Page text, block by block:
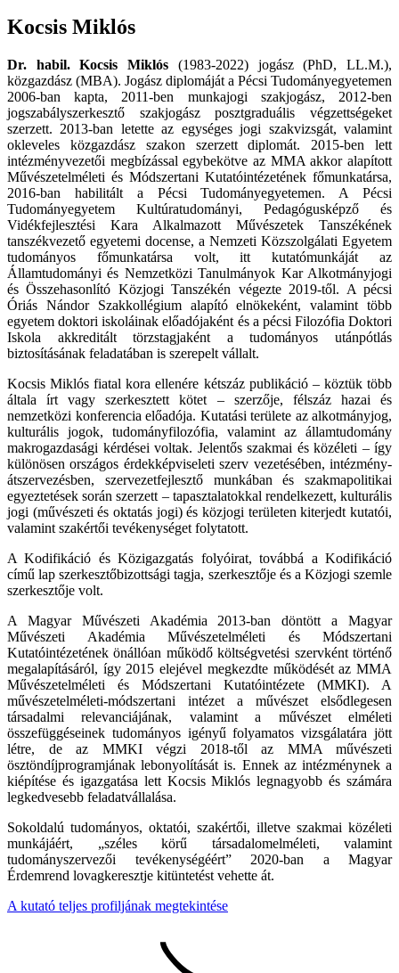
Kocsis Miklós
Dr. habil. Kocsis Miklós (1983-2022) jogász (PhD, LL.M.),
közgazdász (MBA). Jogász diplomáját a Pécsi Tudományegyetemen
2006-ban kapta, 2011-ben munkajogi szakjogász, 2012-ben
jogszabályszerkesztő szakjogász posztgraduális végzettségeket
szerzett. 2013-ban letette az egységes jogi szakvizsgát, valamint
okleveles közgazdász szakon szerzett diplomát. 2015-ben lett
intézményvezetői megbízással egybekötve az MMA akkor alapított
Művészetelméleti és Módszertani Kutatóintézetének főmunkatársa,
2016-ban habilitált a Pécsi Tudományegyetemen. A Pécsi
Tudományegyetem Kultúratudományi, Pedagógusképző és
Vidékfejlesztési Kara Alkalmazott Művészetek Tanszékének
tanszékvezető egyetemi docense, a Nemzeti Közszolgálati Egyetem
tudományos főmunkatársa volt, itt kutatómunkáját az
Államtudományi és Nemzetközi Tanulmányok Kar Alkotmányjogi
és Összehasonlító Közjogi Tanszékén végezte 2019-től. A pécsi
Óriás Nándor Szakkollégium alapító elnökeként, valamint több
egyetem doktori iskoláinak előadójaként és a pécsi Filozófia Doktori
Iskola akkreditált törzstagjaként a tudományos utánpótlás
biztosításának feladatában is szerepelt vállalt.
Kocsis Miklós fiatal kora ellenére kétszáz publikáció – köztük több
általa írt vagy szerkesztett kötet – szerzője, félszáz hazai és
nemzetközi konferencia előadója. Kutatási területe az alkotmányjog,
kulturális jogok, tudományfilozófia, valamint az államtudomány
makrogazdasági kérdései voltak. Jelentős szakmai és közéleti – így
különösen országos érdekképviseleti szerv vezetésében, intézmény-
átszervezésben, szervezetfejlesztő munkában és szakmapolitikai
egyeztetések során szerzett – tapasztalatokkal rendelkezett, kulturális
jogi (művészeti és oktatás jogi) és közjogi területen kiterjedt kutatói,
valamint szakértői tevékenységet folytatott.
A Kodifikáció és Közigazgatás folyóirat, továbbá a Kodifikáció
című lap szerkesztőbizottsági tagja, szerkesztője és a Közjogi szemle
szerkesztője volt.
A Magyar Művészeti Akadémia 2013-ban döntött a Magyar
Művészeti Akadémia Művészetelméleti és Módszertani
Kutatóintézetének önállóan működő költségvetési szervként történő
megalapításáról, így 2015 elejével megkezdte működését az MMA
Művészetelméleti és Módszertani Kutatóintézete (MMKI). A
művészetelméleti-módszertani intézet a művészet elsődlegesen
társadalmi relevanciájának, valamint a művészet elméleti
összefüggéseinek tudományos igényű folyamatos vizsgálatára jött
létre, de az MMKI végzi 2018-től az MMA művészeti
ösztöndíjprogramjának lebonyolítását is. Ennek az intézménynek a
kiépítése és igazgatása lett Kocsis Miklós legnagyobb és számára
legkedvesebb feladatvállalása.
Sokoldalú tudományos, oktatói, szakértői, illetve szakmai közéleti
munkájáért, „széles körű társadalomelméleti, valamint
tudományszervezői tevékenységéért” 2020-ban a Magyar
Érdemrend lovagkeresztje kitüntetést vehette át.
A kutató teljes profiljának megtekintése